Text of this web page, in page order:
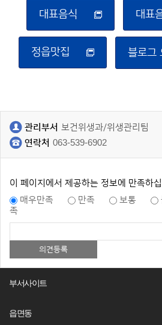
대표음식 대표
정읍맛집 블로그
관리부서 보건위생과/위생관리팀
연락처 063-539-6902
이 페이지에서 제공하는 정보에 만족하
매우만족
만족 보통
족
부서사이트
읍면동